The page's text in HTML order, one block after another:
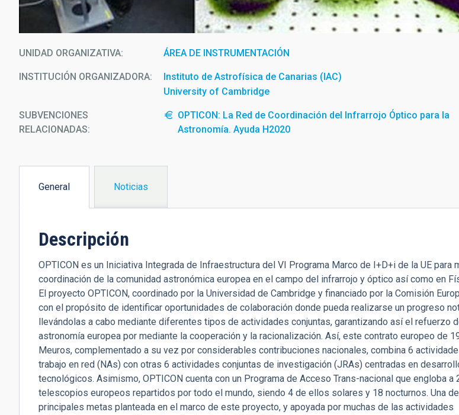
UNIDAD ORGANIZATIVA ÁREA DE INSTRUMENTACIÓN
INSTITUCIÓN ORGANIZADORA
Instituto de Astrofísica de Canarias (IAC)
University of Cambridge
SUBVENCIONES
RELACIONADAS:
OPTICON: La Red de Coordinación del Infrarrojo Óptico para la
Astronomía. Ayuda H2020
General
Noticias
Descripción
OPTICON es un Iniciativa Integrada de Infraestructura del VI Programa Marco de I+D+i de la UE para
coordinación de la comunidad astronómica europea en el campo del infrarrojo y óptico así como en
El proyecto OPTICON, coordinado por la Universidad de Cambridge y financiado por la Comisión
con el propósito de identificar oportunidades de colaboración donde pueda realizarse un progreso
llevándolas a cabo mediante diferentes tipos de actividades conjuntas, garantizando así el refuerzo
astronomía europea por mediante la cooperación y la racionalización. Así, este contrato europeo de
Meuros, complementado a su vez por considerables contribuciones nacionales, combina 6
trabajo en red (NAs) con otras 6 actividades conjuntas de investigación (JRAs) centradas en
tecnológicos. Asimismo, OPTICON cuenta con un Programa de Acceso Trans-nacional que engloba a
telescopios europeos repartidos por todo el mundo, siendo 4 de ellos solares y 18 nocturnos. Una
principales metas planteada en el marco de este proyecto, y apoyada por muchas de las actividades